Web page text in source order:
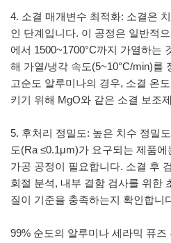
4. 소결 매개변수 최적화: 소결은
인 단계입니다. 이 공정은 일반적
에서 1500~1700°C까지 가열하는
해 가열/냉각 속도(5~10°C/min)를
고순도 알루미나의 경우, 소결 온
키기 위해 MgO와 같은 소결 보조
5. 후처리 정밀도: 높은 치수 정밀
도(Ra ≤0.1μm)가 요구되는 제품
가공 공정이 필요합니다. 소결 후
회절 분석, 내부 결함 검사를 위한
질이 기준을 충족하는지 확인합니
99% 순도의 알루미나 세라믹 퓨